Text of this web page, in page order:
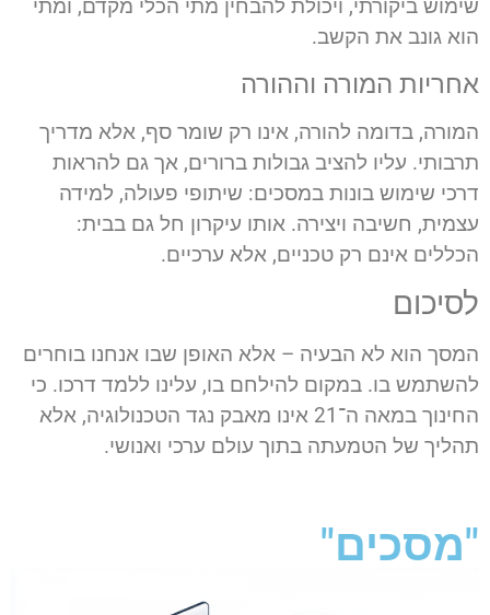
שימוש ביקורתי, ויכולת להבחין מתי הכלי מקדם, ומתי
הוא גונב את הקשב.
אחריות המורה וההורה
המורה, בדומה להורה, אינו רק שומר סף, אלא מדריך
תרבותי. עליו להציב גבולות ברורים, אך גם להראות
דרכי שימוש בונות במסכים: שיתופי פעולה, למידה
עצמית, חשיבה ויצירה. אותו עיקרון חל גם בבית:
הכללים אינם רק טכניים, אלא ערכיים.
לסיכום
המסך הוא לא הבעיה – אלא האופן שבו אנחנו בוחרים
להשתמש בו. במקום להילחם בו, עלינו ללמד דרכו. כי
החינוך במאה ה־21 אינו מאבק נגד הטכנולוגיה, אלא
תהליך של הטמעתה בתוך עולם ערכי ואנושי.
"מסכים"